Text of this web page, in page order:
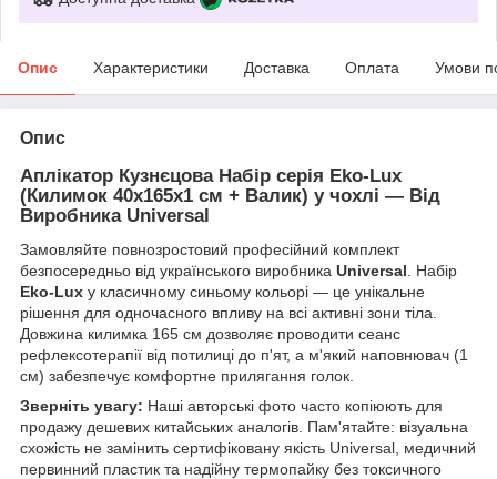
Опис Характеристики Доставка Оплата Умови
Опис
Аплікатор Кузнєцова Набір серія Eko-Lux
(Килимок 40х165х1 см + Валик) у чохлі — Від
Виробника Universal
Замовляйте повнозростовий професійний комплект
безпосередньо від українського виробника Universal . Набір
Eko-Lux у класичному синьому кольорі — це унікальне
рішення для одночасного впливу на всі активні зони тіла.
Довжина килимка 165 см дозволяє проводити сеанс
рефлексотерапії від потилиці до п'ят, а м'який наповнювач (1
см) забезпечує комфортне прилягання голок.
Зверніть увагу: Наші авторські фото часто копіюють для
продажу дешевих китайських аналогів. Пам'ятайте: візуальна
схожість не замінить сертифіковану якість Universal, медичний
первинний пластик та надійну термопайку без токсичного